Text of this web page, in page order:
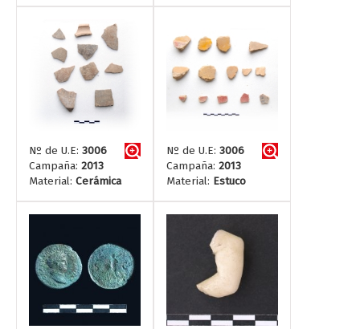
Nº de U.E: 3006
Campaña: 2013
Material: Cerámica
Nº de U.E: 3006
Campaña: 2013
Material: Estuco